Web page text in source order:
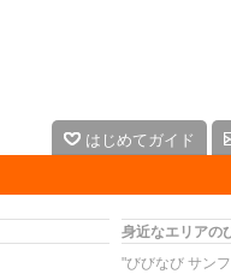
はじめてガイド
身近なエリアの
"びびなび サン